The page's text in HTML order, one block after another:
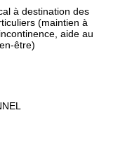
à destination des
(maintien à
aide au
être)